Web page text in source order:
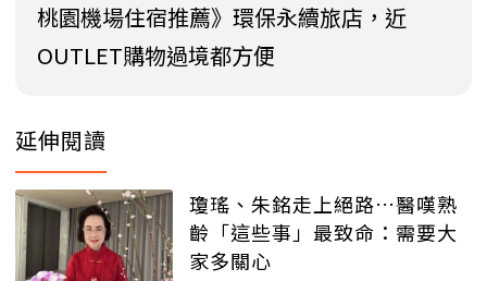
桃園機場住宿推薦》環保永續旅店，近
OUTLET購物過境都方便
延伸閱讀
瓊瑤、朱銘走上絕路…醫嘆熟
齡「這些事」最致命：需要大
家多關心